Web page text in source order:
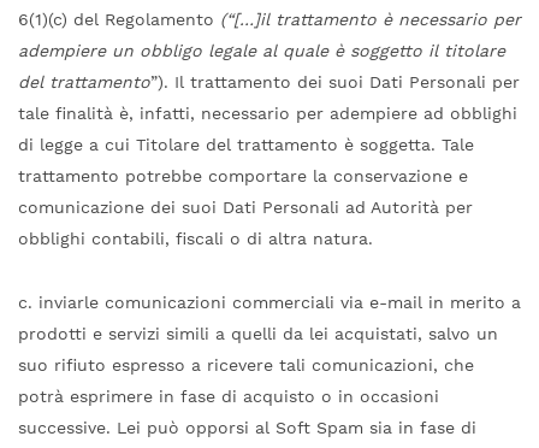
6(1)(c) del Regolamento (“[…]il trattamento è necessario per
adempiere un obbligo legale al quale è soggetto il titolare
del trattamento”). Il trattamento dei suoi Dati Personali per
tale finalità è, infatti, necessario per adempiere ad obblighi
di legge a cui Titolare del trattamento è soggetta. Tale
trattamento potrebbe comportare la conservazione e
comunicazione dei suoi Dati Personali ad Autorità per
obblighi contabili, fiscali o di altra natura.
c. inviarle comunicazioni commerciali via e-mail in merito a
prodotti e servizi simili a quelli da lei acquistati, salvo un
suo rifiuto espresso a ricevere tali comunicazioni, che
potrà esprimere in fase di acquisto o in occasioni
successive. Lei può opporsi al Soft Spam sia in fase di